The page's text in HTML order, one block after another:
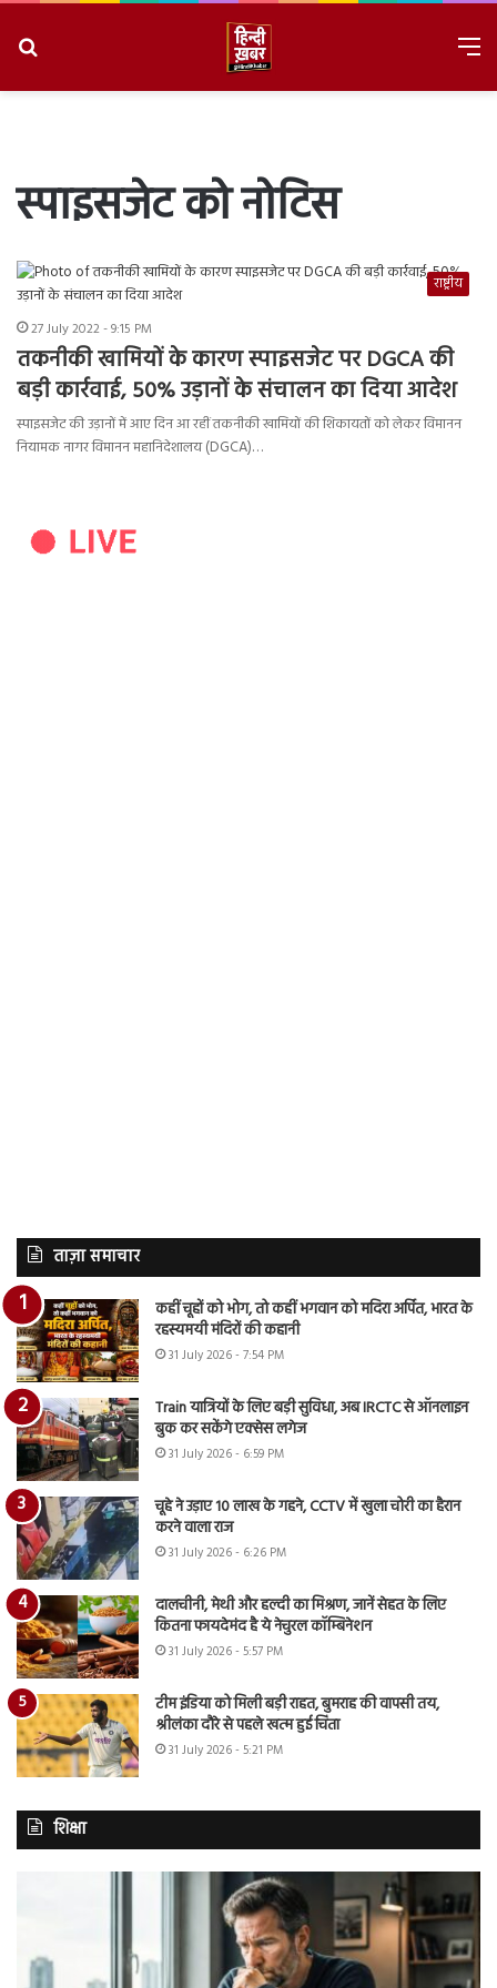
स्पाइसजेट को नोटिस
राष्ट्रीय
27 July 2022 - 9:15 PM
तकनीकी खामियों के कारण स्पाइसजेट पर DGCA की
बड़ी कार्रवाई, 50% उड़ानों के संचालन का दिया आदेश
स्पाइसजेट की उड़ानों में आए दिन आ रहीं तकनीकी खामियों की शिकायतों को लेकर विमानन
नियामक नागर विमानन महानिदेशालय (DGCA)…
ताज़ा समाचार
कहीं चूहों को भोग, तो कहीं भगवान को मदिरा अर्पित, भारत के
रहस्यमयी मंदिरों की कहानी
31 July 2026 - 7:54 PM
Train यात्रियों के लिए बड़ी सुविधा, अब IRCTC से ऑनलाइन
बुक कर सकेंगे एक्सेस लगेज
31 July 2026 - 6:59 PM
चूहे ने उड़ाए 10 लाख के गहने, CCTV में खुला चोरी का हैरान
करने वाला राज
31 July 2026 - 6:26 PM
दालचीनी, मेथी और हल्दी का मिश्रण, जानें सेहत के लिए
कितना फायदेमंद है ये नेचुरल कॉम्बिनेशन
31 July 2026 - 5:57 PM
टीम इंडिया को मिली बड़ी राहत, बुमराह की वापसी तय,
श्रीलंका दौरे से पहले खत्म हुई चिंता
31 July 2026 - 5:21 PM
शिक्षा